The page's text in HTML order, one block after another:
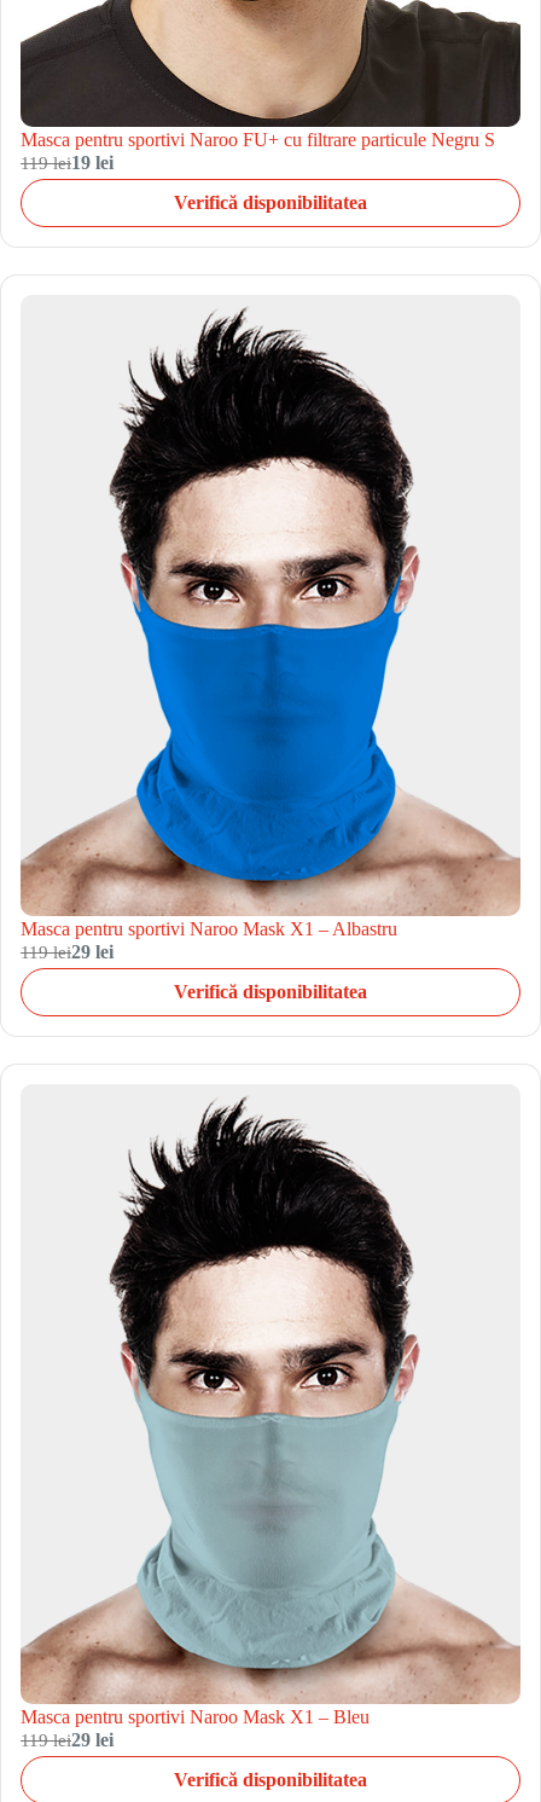
Masca pentru sportivi Naroo FU+ cu filtrare particule Negru S
119 lei19 lei
Verifică disponibilitatea
Masca pentru sportivi Naroo Mask X1 – Albastru
119 lei29 lei
Verifică disponibilitatea
Masca pentru sportivi Naroo Mask X1 – Bleu
119 lei29 lei
Verifică disponibilitatea